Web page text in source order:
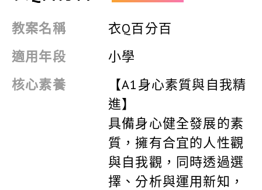
教案名稱
衣Q百分百
適用年段
小學
核心素養
【A1身心素質與自我精
進】
具備身心健全發展的素
質，擁有合宜的人性觀
與自我觀，同時透過選
擇、分析與運用新知，